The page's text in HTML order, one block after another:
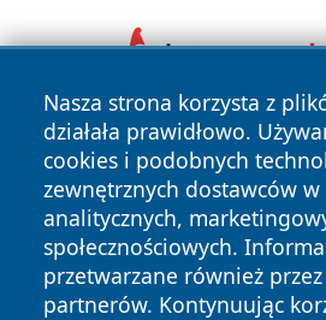
Nasza strona korzysta z
działała prawidłowo.
cookies i podobnych
zewnętrznych dostawców w
analitycznych,
społecznościowych.
przetwarzane również przez
partnerów. Kontynuując
Copyright © 2026 mojzgierz.pl